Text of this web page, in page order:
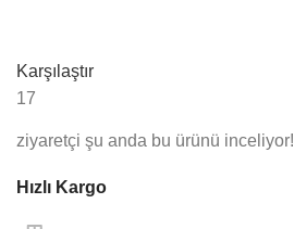
Karşılaştır
17
ziyaretçi şu anda bu ürünü inceliyor!
Hızlı Kargo